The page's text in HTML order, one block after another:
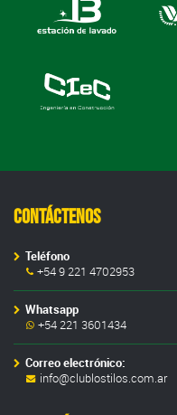
Contáctenos
Teléfono
+54 9 221 4702953
Whatsapp
+54 221 3601434
Correo electrónico:
info@clublostilos.com.ar